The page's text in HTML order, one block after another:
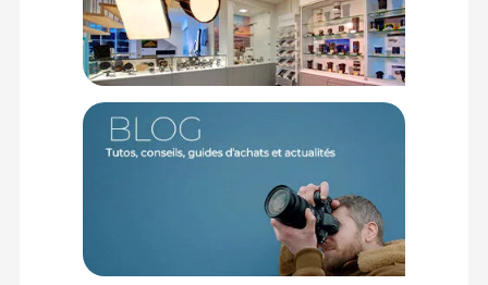
Caractéristiques du kit d'objectifs vidéo Sirui Night
Walker 16 et 75 mm T1.2 S35 Micro 4/3 Noir :
Sirui 16mm T1.2 :
TECHNIQUE
Distance de mise au point min. : 0,3 mètre
Taille de filtre : M67x0,75